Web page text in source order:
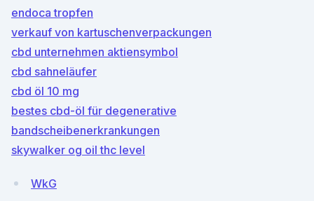
endoca tropfen
verkauf von kartuschenverpackungen
cbd unternehmen aktiensymbol
cbd sahneläufer
cbd öl 10 mg
bestes cbd-öl für degenerative
bandscheibenerkrankungen
skywalker og oil thc level
WkG